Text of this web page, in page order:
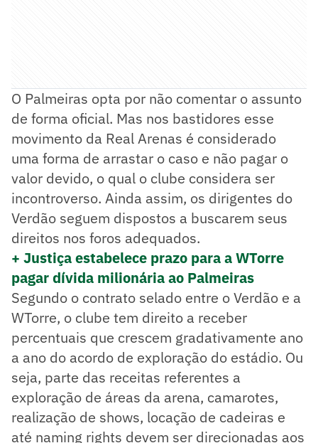
O Palmeiras opta por não comentar o assunto
de forma oficial. Mas nos bastidores esse
movimento da Real Arenas é considerado
uma forma de arrastar o caso e não pagar o
valor devido, o qual o clube considera ser
incontroverso. Ainda assim, os dirigentes do
Verdão seguem dispostos a buscarem seus
direitos nos foros adequados.
+ Justiça estabelece prazo para a WTorre
pagar dívida milionária ao Palmeiras
Segundo o contrato selado entre o Verdão e a
WTorre, o clube tem direito a receber
percentuais que crescem gradativamente ano
a ano do acordo de exploração do estádio. Ou
seja, parte das receitas referentes a
exploração de áreas da arena, camarotes,
realização de shows, locação de cadeiras e
até naming rights devem ser direcionadas aos